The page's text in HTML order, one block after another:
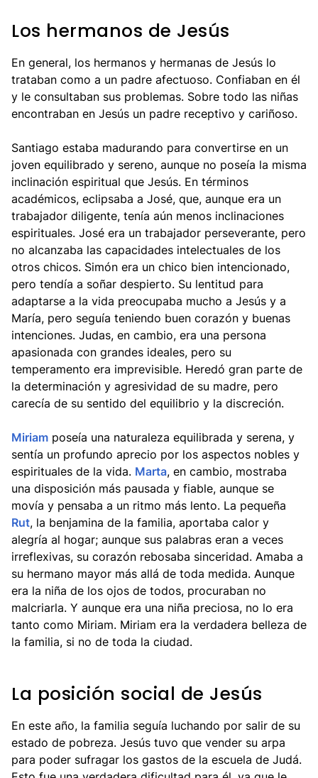
Los hermanos de Jesús
En general, los hermanos y hermanas de Jesús lo
trataban como a un padre afectuoso. Confiaban en él
y le consultaban sus problemas. Sobre todo las niñas
encontraban en Jesús un padre receptivo y cariñoso.
Santiago estaba madurando para convertirse en un
joven equilibrado y sereno, aunque no poseía la misma
inclinación espiritual que Jesús. En términos
académicos, eclipsaba a José, que, aunque era un
trabajador diligente, tenía aún menos inclinaciones
espirituales. José era un trabajador perseverante, pero
no alcanzaba las capacidades intelectuales de los
otros chicos. Simón era un chico bien intencionado,
pero tendía a soñar despierto. Su lentitud para
adaptarse a la vida preocupaba mucho a Jesús y a
María, pero seguía teniendo buen corazón y buenas
intenciones. Judas, en cambio, era una persona
apasionada con grandes ideales, pero su
temperamento era imprevisible. Heredó gran parte de
la determinación y agresividad de su madre, pero
carecía de su sentido del equilibrio y la discreción.
Miriam poseía una naturaleza equilibrada y serena, y
sentía un profundo aprecio por los aspectos nobles y
espirituales de la vida. Marta, en cambio, mostraba
una disposición más pausada y fiable, aunque se
movía y pensaba a un ritmo más lento. La pequeña
Rut, la benjamina de la familia, aportaba calor y
alegría al hogar; aunque sus palabras eran a veces
irreflexivas, su corazón rebosaba sinceridad. Amaba a
su hermano mayor más allá de toda medida. Aunque
era la niña de los ojos de todos, procuraban no
malcriarla. Y aunque era una niña preciosa, no lo era
tanto como Miriam. Miriam era la verdadera belleza de
la familia, si no de toda la ciudad.
La posición social de Jesús
En este año, la familia seguía luchando por salir de su
estado de pobreza. Jesús tuvo que vender su arpa
para poder sufragar los gastos de la escuela de Judá.